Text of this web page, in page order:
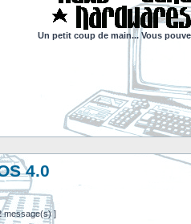
Un petit coup de main... Vous
4.0
message(s) ]